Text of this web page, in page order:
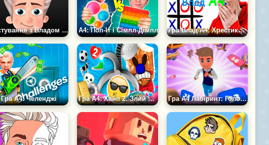
Листування з Владом А4 А4: Поп-Іт і Сімпл-Дімпл Гра Влад А4: Хрестики-нулики
Гра А4: Челенджі Гра А4: Хайп 2. Злий Морозивник Гра А4 Лабіринт: Головоломка